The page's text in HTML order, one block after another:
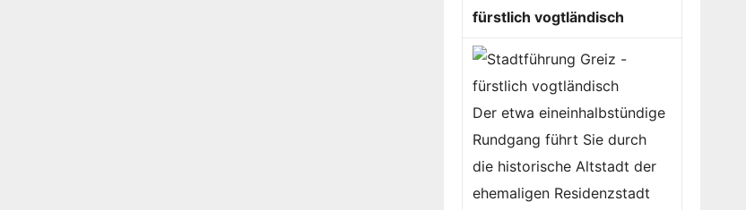
fürstlich vogtländisch
Der etwa eineinhalbstündige
Rundgang führt Sie durch
die historische Altstadt der
ehemaligen Residenzstadt